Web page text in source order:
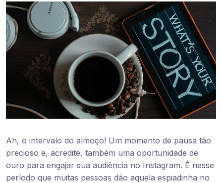
Ah, o intervalo do almoço! Um momento de pausa tão
precioso e, acredite, também uma oportunidade de
ouro para engajar sua audiência no Instagram. É nesse
período que muitas pessoas dão aquela espiadinha no